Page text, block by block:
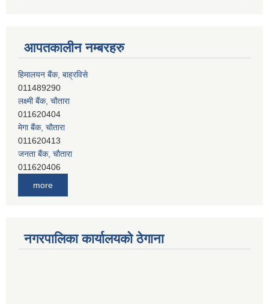
आपतकालीन नम्बरहरु
हिमालयन बैंक, बाह्रविसे
011489290
लक्ष्मी बैंक, चाैतारा
011620404
मेगा बैंक, चाैतारा
011620413
जनता बैंक, चाैतारा
011620406
सिभिल बैंक, मेलम्ची
011401055
more
नगरपालिका कार्यालयको ठेगाना